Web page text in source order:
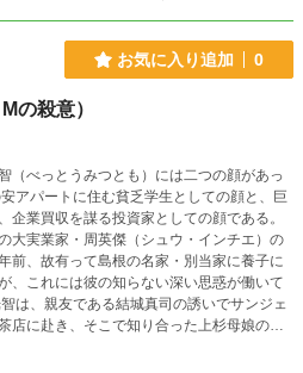
お気に入り追加 0
の殺意）
（べっとうみつとも）には二つの顔があっ
アパートに住む貧乏学生としての顔と、巨
企業買収を謀る投資家としての顔である。
大実業家・周英傑（シュウ・インチエ）の
前、故有って島根の名家・別当家に養子に
、これには彼の知らない深い思惑が働いて
は、親友である結城真司の誘いでサンジェ
店に赴き、そこで知り合った上杉母娘の宿
用の土地入手の手助けをしたのだが、その